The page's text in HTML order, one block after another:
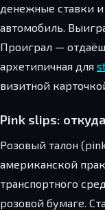
денежные ставки
автомобиль.
Проиграл —
архетипичная для
визитной
Pink slips:
Розовый талон
американской
транспортного
розовой бумаге.